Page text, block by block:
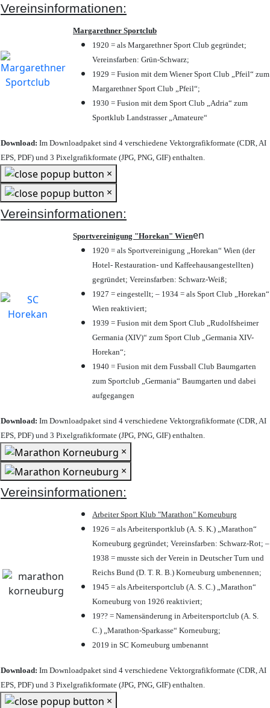
Vereinsinformationen:
Margarethner Sportclub
1920 = als Margarethner Sport Club gegründet;
Vereinsfarben: Grün-Schwarz;
1929 = Fusion mit dem Wiener Sport Club „Pfeil“ zum
Margarethner Sport Club „Pfeil“;
1930 = Fusion mit dem Sport Club „Adria“ zum
Sportklub Landstrasser „Amateure“
Download: Im Downloadpaket sind 4 verschiedene Vektorgrafikformate (CDR, AI
EPS, PDF) und 3 Pixelgrafikformate (JPG, PNG, GIF) enthalten.
×
×
Vereinsinformationen:
Sportvereinigung "Horekan" Wienen
1920 = als Sportvereinigung „Horekan“ Wien (der
Hotel- Restauration- und Kaffeehausangestellten)
gegründet; Vereinsfarben: Schwarz-Weiß;
1927 = eingestellt; – 1934 = als Sport Club „Horekan“
Wien reaktiviert;
1939 = Fusion mit dem Sport Club „Rudolfsheimer
Germania (XIV)“ zum Sport Club „Germania XIV-
Horekan“;
1940 = Fusion mit dem Fussball Club Baumgarten
zum Sportclub „Germania“ Baumgarten und dabei
aufgegangen
Download: Im Downloadpaket sind 4 verschiedene Vektorgrafikformate (CDR, AI
EPS, PDF) und 3 Pixelgrafikformate (JPG, PNG, GIF) enthalten.
×
×
Vereinsinformationen:
Arbeiter Sport Klub "Marathon" Korneuburg
1926 = als Arbeitersportklub (A. S. K.) „Marathon“
Korneuburg gegründet; Vereinsfarben: Schwarz-Rot; –
1938 = musste sich der Verein in Deutscher Turn und
Reichs Bund (D. T. R. B.) Korneuburg umbenennen;
1945 = als Arbeitersportclub (A. S. C.) „Marathon“
Korneuburg von 1926 reaktiviert;
19?? = Namensänderung in Arbeitersportclub (A. S.
C.) „Marathon-Sparkasse“ Korneuburg;
2019 in SC Korneuburg umbenannt
Download: Im Downloadpaket sind 4 verschiedene Vektorgrafikformate (CDR, AI
EPS, PDF) und 3 Pixelgrafikformate (JPG, PNG, GIF) enthalten.
×